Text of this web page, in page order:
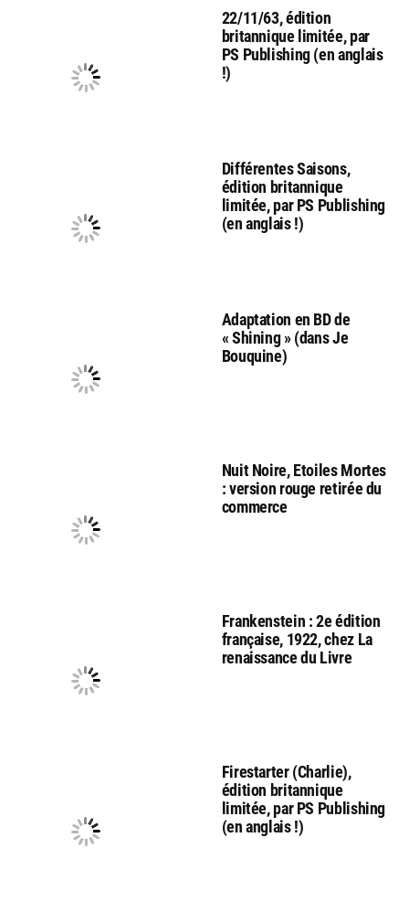
22/11/63, édition
britannique limitée, par
PS Publishing (en anglais
!)
Différentes Saisons,
édition britannique
limitée, par PS Publishing
(en anglais !)
Adaptation en BD de
« Shining » (dans Je
Bouquine)
Nuit Noire, Etoiles Mortes
: version rouge retirée du
commerce
Frankenstein : 2e édition
française, 1922, chez La
renaissance du Livre
Firestarter (Charlie),
édition britannique
limitée, par PS Publishing
(en anglais !)